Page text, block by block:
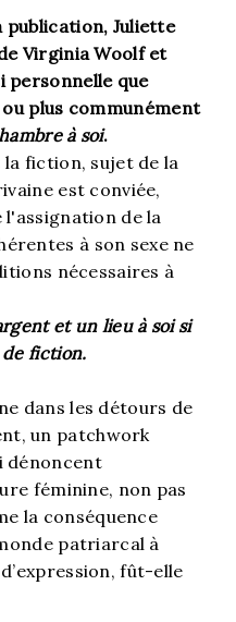
publication, Juliette
Virginia Woolf et
personnelle que
ou plus communément
à soi.
fiction, sujet de la
est conviée,
de la
à son sexe ne
nécessaires à
et un lieu à soi si
fiction.
dans les détours de
un patchwork
dénoncent
féminine, non pas
la conséquence
patriarcal à
fût-elle